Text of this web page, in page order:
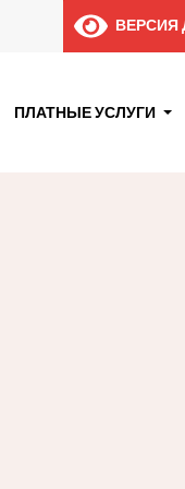
ПЛАТНЫЕ УСЛУГИ